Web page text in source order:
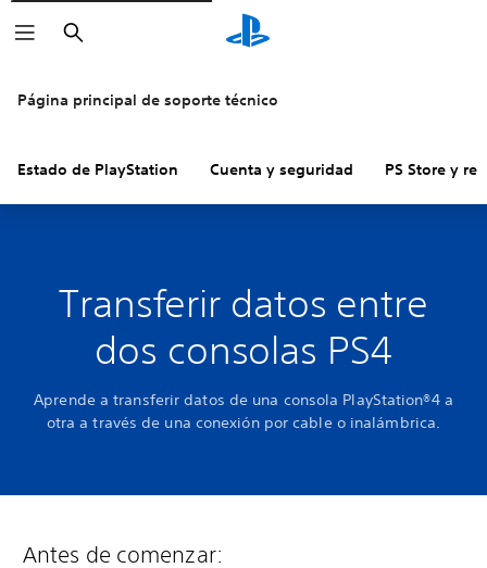
Buscar
Página principal de soporte técnico
Estado de PlayStation Cuenta y seguridad PS Store y
Transferir datos entre
dos consolas PS4
Aprende a transferir datos de una consola PlayStation®4 a
otra a través de una conexión por cable o inalámbrica.
Antes de comenzar: